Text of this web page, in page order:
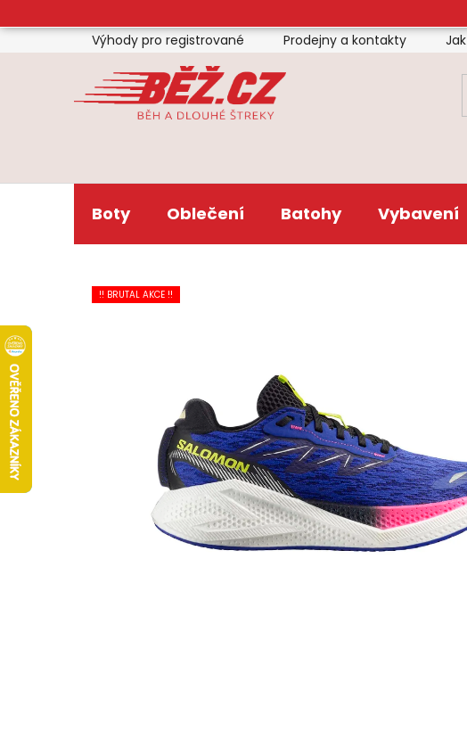
na
obsah
Výhody pro registrované Prodejny a kontakty
Boty Oblečení Batohy Vybavení
!! BRUTAL AKCE !!